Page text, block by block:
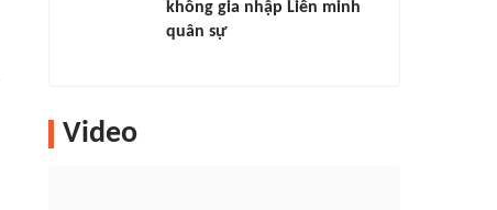
không gia nhập Liên minh
quân sự
Video